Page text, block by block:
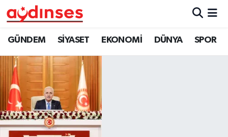
GÜNDEM SİYASET EKONOMİ DÜNYA SPOR
GÜNDEM
SİYASET
EKONOMİ
DÜNYA
Nöbetçi Eczaneler
Hava Durumu
Aydin Namaz Vakitleri
Trafik Durumu